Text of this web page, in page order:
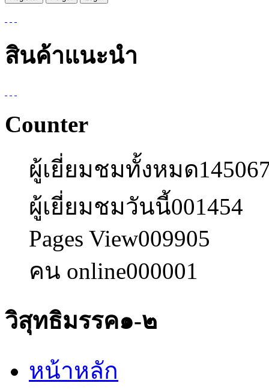
สินค้าแนะนำ
Counter
ผู้เยี่ยมชมทั้งหมด
ผู้เยี่ยมชมวันนี้001454
Pages View009905
คน online000001
วิสุทธิมรรค๑-๒
หน้าหลัก